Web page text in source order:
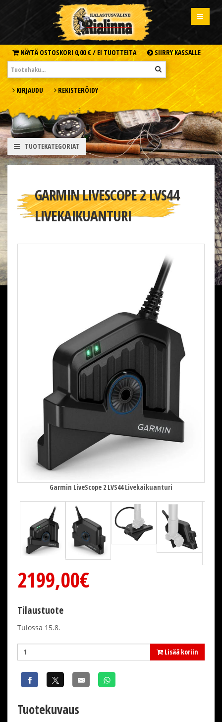
NÄYTÄ OSTOSKORI 0,00 € / EI TUOTTEITA SIIRRY KASSALLE
KIRJAUDU REKISTERÖIDY
TUOTEKATEGORIAT
GARMIN LIVESCOPE 2 LVS44
LIVEKAIKUANTURI
Garmin LiveScope 2 LVS44 Livekaikuanturi
2199,00€
Tilaustuote
Tulossa 15.8.
Lisää koriin
Tuotekuvaus